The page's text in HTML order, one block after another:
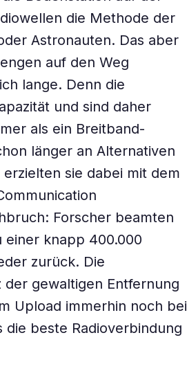
die Methode der
Astronauten. Das aber
auf den Weg
lange. Denn die
und sind daher
als ein Breitband-
länger an Alternativen
sie dabei mit dem
Forscher beamten
einer knapp 400.000
zurück. Die
gewaltigen Entfernung
Upload immerhin noch bei
die beste Radioverbindung